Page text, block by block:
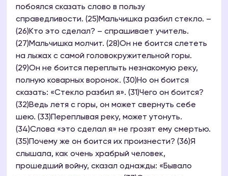
побоялся сказать слово в пользу
справедливости. (25)Мальчишка разбил стекло. –
(26)Кто это сделал? – спрашивает учитель.
(27)Мальчишка молчит. (28)Он не боится слететь
на лыжах с самой головокружительной горы.
(29)Он не боится переплыть незнакомую реку,
полную коварных воронок. (30)Но он боится
сказать: «Стекло разбил я». (31)Чего он боится?
(32)Ведь летя с горы, он может свернуть себе
шею. (33)Переплывая реку, может утонуть.
(34)Слова «это сделал я» не грозят ему смертью.
(35)Почему же он боится их произнести? (36)Я
слышала, как очень храбрый человек,
прошедший войну, сказал однажды: «Бывало